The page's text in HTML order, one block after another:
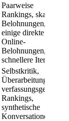
Paarweise
Rankings, skalare
Belohnungen,
einige direkte
Online-
Belohnungen,
schnellere Iteration
Selbstkritik,
Überarbeitungen,
verfassungsgeleitete
Rankings,
synthetische
Konversationen